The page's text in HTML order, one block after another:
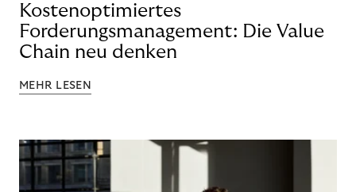
Kostenoptimiertes
Forderungsmanagement: Die Value
Chain neu denken
MEHR LESEN